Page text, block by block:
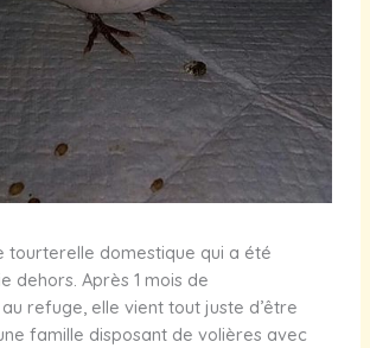
tourterelle domestique qui a été
dehors. Après 1 mois de
refuge, elle vient tout juste d’être
famille disposant de volières avec